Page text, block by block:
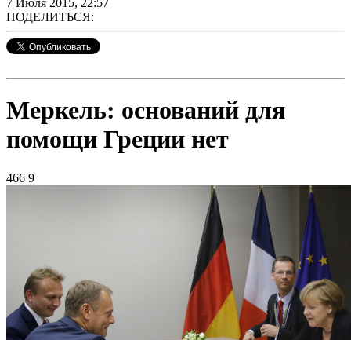
7 Июля 2015, 22:57
ПОДЕЛИТЬСЯ:
Меркель: оснований для
помощи Греции нет
466 9